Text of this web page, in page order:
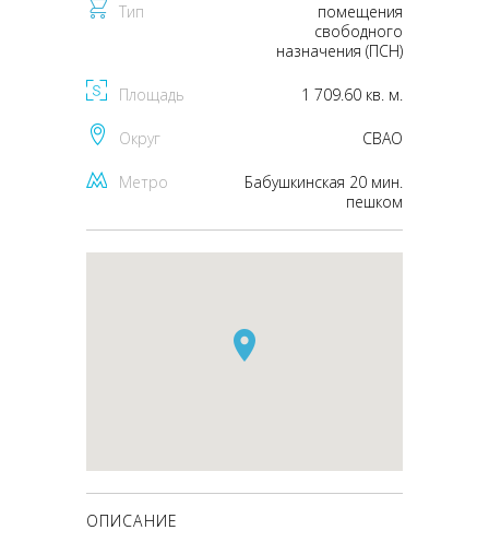
Тип
помещения
свободного
назначения (ПСН)
Площадь 1 709.60 кв. м.
Округ CВАО
Метро
Бабушкинская 20 мин.
пешком
ОПИСАНИЕ